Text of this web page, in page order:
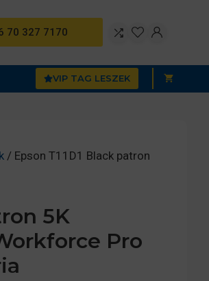
70 327 7170
VIP TAG LESZEK
/ Epson T11D1 Black patron
5K
Pro